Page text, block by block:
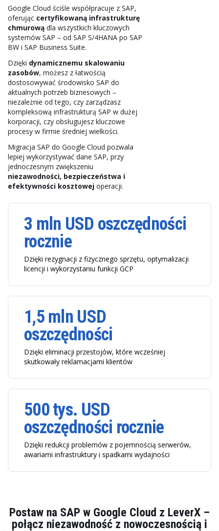
Google Cloud ściśle współpracuje z SAP,
oferując certyfikowaną infrastrukturę
chmurową dla wszystkich kluczowych
systemów SAP – od SAP S/4HANA po SAP
BW i SAP Business Suite.
Dzięki dynamicznemu skalowaniu
zasobów, możesz z łatwością
dostosowywać środowisko SAP do
aktualnych potrzeb biznesowych –
niezależnie od tego, czy zarządzasz
kompleksową infrastrukturą SAP w dużej
korporacji, czy obsługujesz kluczowe
procesy w firmie średniej wielkości.
Migracja SAP do Google Cloud pozwala
lepiej wykorzystywać dane SAP, przy
jednoczesnym zwiększeniu
niezawodności, bezpieczeństwa i
efektywności kosztowej operacji.
3 mln USD oszczędności
rocznie
Dzięki rezygnacji z fizycznego sprzętu, optymalizacji
licencji i wykorzystaniu funkcji GCP
1,5 mln USD
oszczędności
Dzięki eliminacji przestojów, które wcześniej
skutkowały reklamacjami klientów
500 tys. USD
oszczędności rocznie
Dzięki redukcji problemów z pojemnością serwerów,
awariami infrastruktury i spadkami wydajności
Postaw na SAP w Google Cloud z LeverX –
połącz niezawodność z nowoczesnością i